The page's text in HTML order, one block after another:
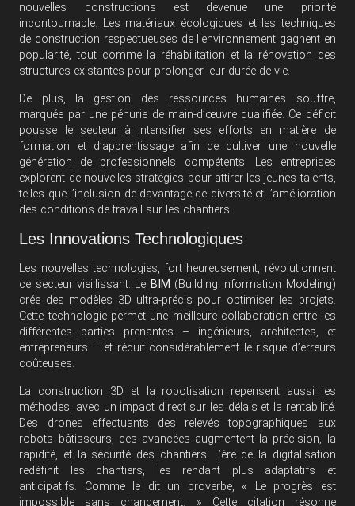
nouvelles constructions est devenue une priorité
incontournable. Les matériaux écologiques et les techniques
de construction respectueuses de l’environnement gagnent en
popularité, tout comme la réhabilitation et la rénovation des
structures existantes pour prolonger leur durée de vie.
De plus, la gestion des ressources humaines souffre,
marquée par une pénurie de main-d’œuvre qualifiée. Ce déficit
pousse le secteur à intensifier ses efforts en matière de
formation et d’apprentissage afin de cultiver une nouvelle
génération de professionnels compétents. Les entreprises
explorent de nouvelles stratégies pour attirer les jeunes talents,
telles que l’inclusion de davantage de diversité et l’amélioration
des conditions de travail sur les chantiers.
Les Innovations Technologiques
Les nouvelles technologies, fort heureusement, révolutionnent
ce secteur vieillissant. Le BIM (Building Information Modeling)
crée des modèles 3D ultra-précis pour optimiser les projets.
Cette technologie permet une meilleure collaboration entre les
différentes parties prenantes – ingénieurs, architectes, et
entrepreneurs – et réduit considérablement le risque d’erreurs
coûteuses.
La construction 3D et la robotisation repensent aussi les
méthodes, avec un impact direct sur les délais et la rentabilité.
Des drones effectuants des relevés topographiques aux
robots bâtisseurs, ces avancées augmentent la précision, la
rapidité, et la sécurité des chantiers. L’ère de la digitalisation
redéfinit les chantiers, les rendant plus adaptatifs et
anticipatifs. Comme le dit un proverbe, « Le progrès est
impossible sans changement. » Cette citation résonne